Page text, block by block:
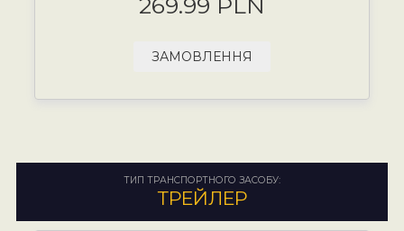
ЗАМОВЛЕННЯ
ТИП ТРАНСПОРТНОГО ЗАСОБУ:
ТРЕЙЛЕР